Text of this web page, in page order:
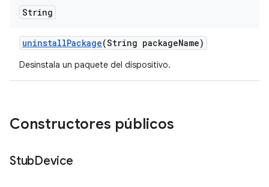
String
uninstallPackage(String packageName)
Desinstala un paquete del dispositivo.
Constructores públicos
StubDevice